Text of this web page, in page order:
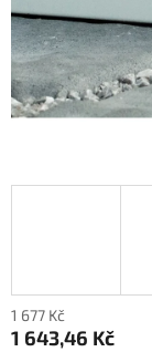
1 677 Kč
1 643,46 Kč